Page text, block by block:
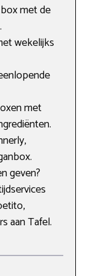
met de
wekelijks
met
geven?
aan Tafel.